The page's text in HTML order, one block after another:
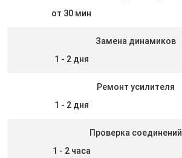
от 30 мин
Замена динамиков
1 - 2 дня
Ремонт усилителя
1 - 2 дня
Проверка соединений
1 - 2 часа